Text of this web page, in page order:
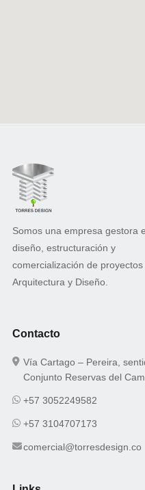
Somos una empresa gestora
diseño, estructuración y
comercialización de proyectos
Arquitectura y Diseño.
Contacto
Vía Cartago – Pereira,
Conjunto Reservas del
+57 3052249582
+57 3104707173
comercial@torresdesign.co